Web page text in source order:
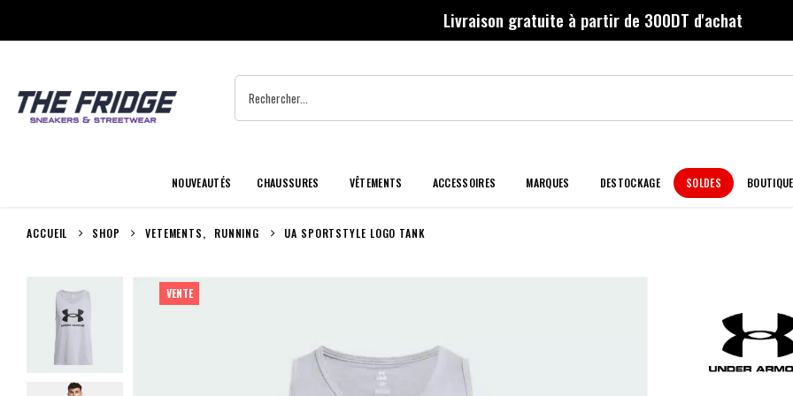
Livraison gratuite à partir de 300DT d'achat
NOUVEAUTÉS CHAUSSURES VÊTEMENTS ACCESSOIRES MARQUES DESTOCKAGE SOLDES
ACCUEIL SHOP VETEMENTS, RUNNING UA SPORTSTYLE LOGO TANK
VENTE